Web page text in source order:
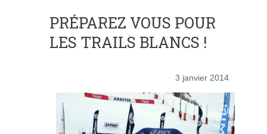
PRÉPAREZ VOUS POUR
LES TRAILS BLANCS !
3 janvier 2014